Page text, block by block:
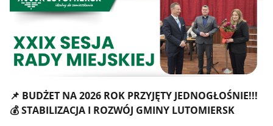
📌 BUDŻET NA 2026 ROK PRZYJĘTY JEDNOGŁOŚNIE!!!
💰STABILIZACJA I ROZWÓJ GMINY LUTOMIERSK